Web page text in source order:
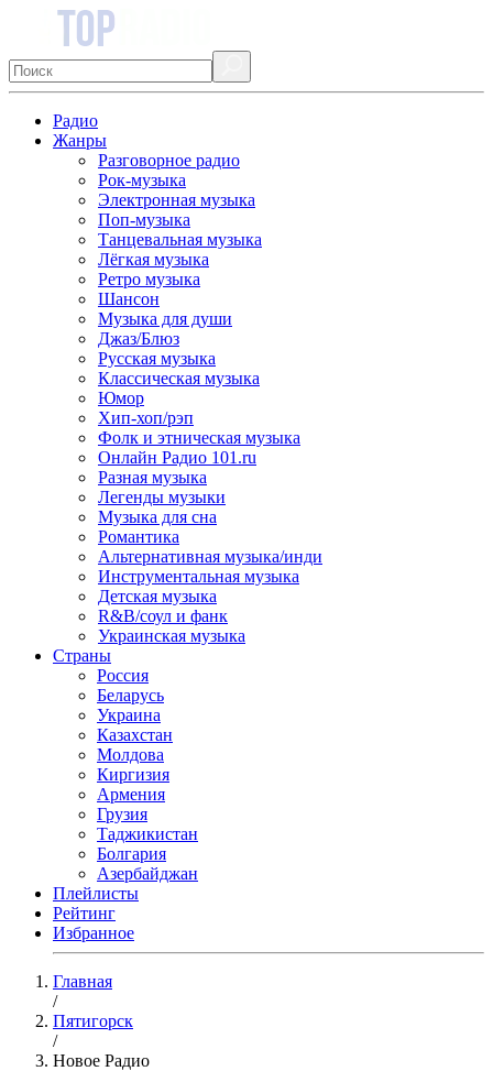
Радио
Жанры
Разговорное радио
Рок-музыка
Электронная музыка
Поп-музыка
Танцевальная музыка
Лёгкая музыка
Ретро музыка
Шансон
Музыка для души
Джаз/Блюз
Русская музыка
Классическая музыка
Юмор
Хип-хоп/рэп
Фолк и этническая музыка
Онлайн Радио 101.ru
Разная музыка
Легенды музыки
Музыка для сна
Романтика
Альтернативная музыка/инди
Инструментальная музыка
Детская музыка
R&B/cоул и фанк
Украинская музыка
Страны
Россия
Беларусь
Украина
Казахстан
Молдова
Киргизия
Армения
Грузия
Таджикистан
Болгария
Азербайджан
Плейлисты
Рейтинг
Избранное
Главная
/
Пятигорск
/
Новое Радио